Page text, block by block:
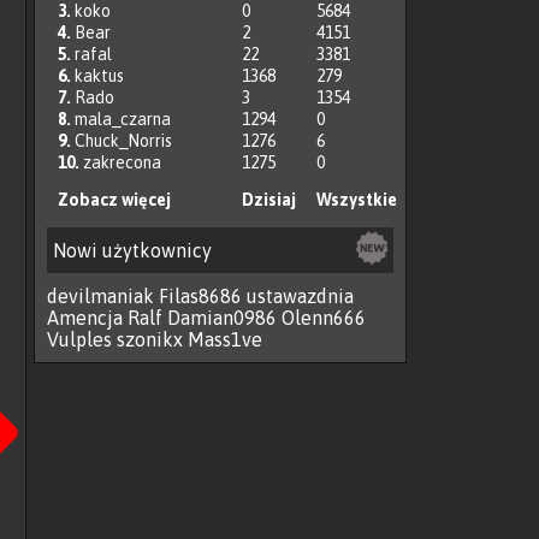
3. koko 0
5684
4. Bear 2
4151
5. rafal 22
3381
6. kaktus 1368
279
7. Rado 3
1354
8. mala_czarna 1294
0
9. Chuck_Norris 1276
6
10. zakrecona 1275
0
Zobacz więcej
Dzisiaj Wszystkie
Nowi użytkownicy
devilmaniak Filas8686 ustawazdnia
Amencja Ralf Damian0986 Olenn666
Vulples szonikx Mass1ve